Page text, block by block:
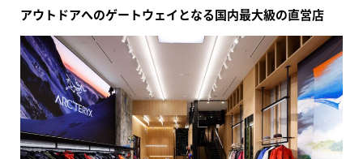
アウトドアへのゲートウェイとなる国内最大級の直営店